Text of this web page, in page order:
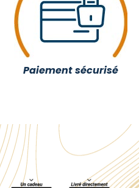
Paiement sécurisé